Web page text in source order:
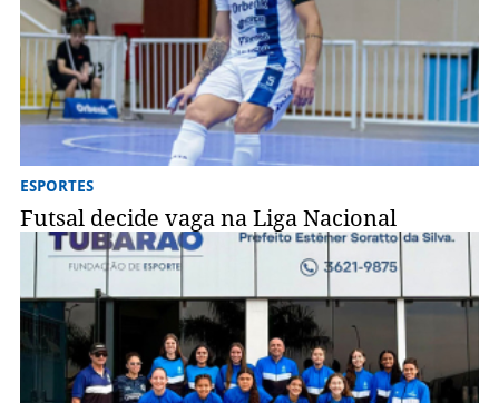
ESPORTES
Futsal decide vaga na Liga Nacional